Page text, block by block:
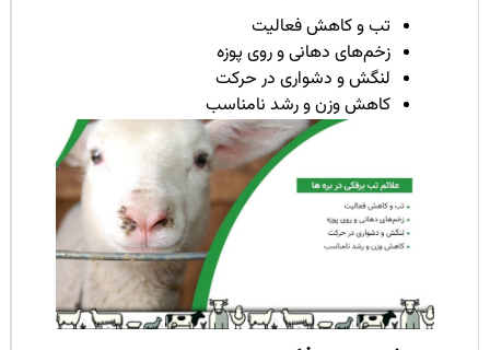
تب و کاهش فعالیت
زخم‌های دهانی و روی پوزه
لنگش و دشواری در حرکت
کاهش وزن و رشد نامناسب